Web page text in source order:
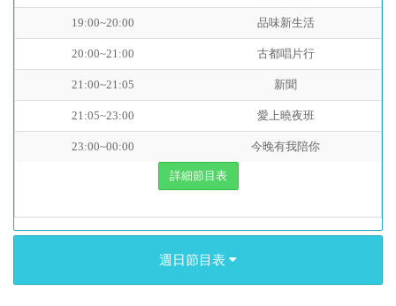
19:00~20:00 品味新生活
20:00~21:00 古都唱片行
21:00~21:05 新聞
21:05~23:00 愛上曉夜班
23:00~00:00 今晚有我陪你
詳細節目表
週日節目表